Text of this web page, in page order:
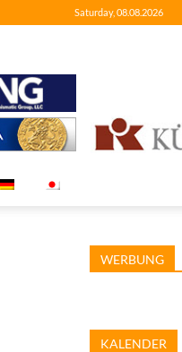
Saturday, 08.08.2026
WERBUNG
KALENDER